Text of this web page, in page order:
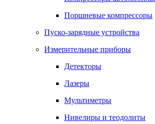
Поршневые компрессоры
Пуско-зарядные устройства
Измерительные приборы
Детекторы
Лазеры
Мультиметры
Нивелиры и теодолиты